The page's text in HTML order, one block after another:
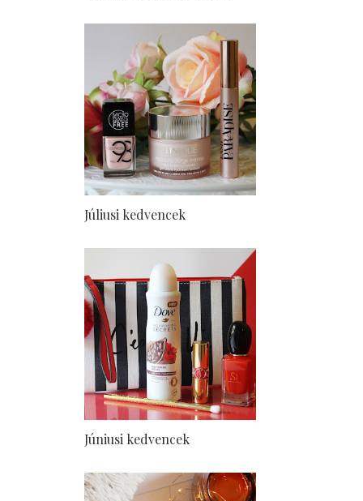
Júliusi kedvencek
Júniusi kedvencek